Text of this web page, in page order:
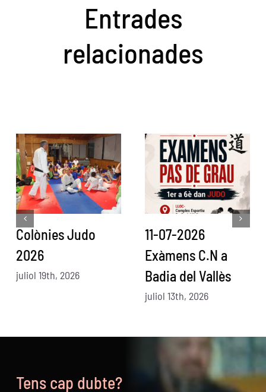
Entrades
relacionades
Colònies Judo
2026
juliol 19th, 2026
11-07-2026
Exàmens C.N a
Badia del Vallès
juliol 13th, 2026
Tens cap dubte?